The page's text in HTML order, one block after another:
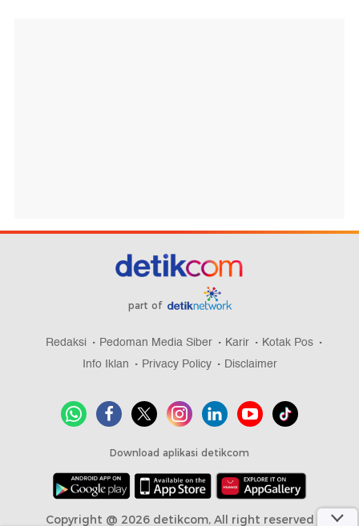
part of
Redaksi Pedoman Media Siber Karir
Kotak Pos
Info Iklan
Privacy Policy Disclaimer
Download aplikasi detikcom
Copyright @ 2026 detikcom, All right reserved